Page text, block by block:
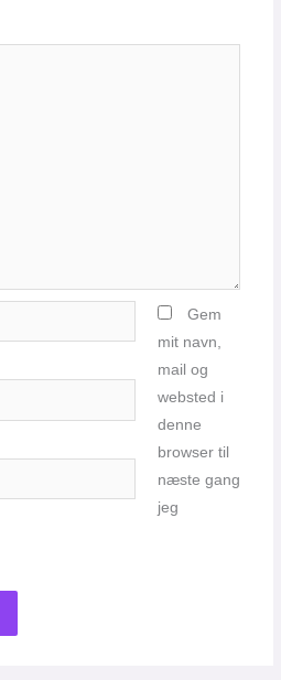
Gem
mit navn,
mail og
websted i
denne
browser til
næste gang
jeg